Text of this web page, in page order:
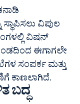
ವಿಪುಲ
ವಿಷನ್
ಈಗಾಗಲೇ
ಸಂಪರ್ಕ ಮತ್ತು
ಕಾಣಲಾಗಿದೆ.
ಬದ್ಧ